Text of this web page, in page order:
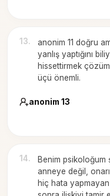
13.
anonim 11 doğru
yanlış yaptığını
hissettirmek
üçü önemli.
anonim 13
14.
Benim psikoloğum
anneye değil,
hiç hata